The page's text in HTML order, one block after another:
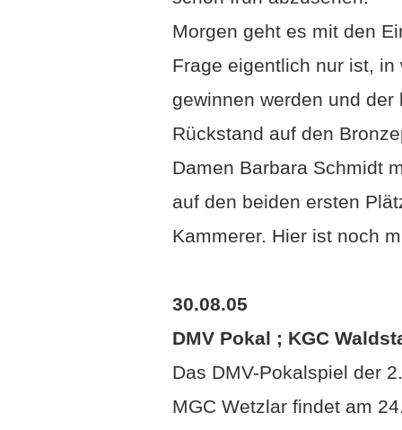
Morgen geht es mit den
Frage eigentlich nur ist,
gewinnen werden und
Rückstand auf den
Damen Barbara Schmidt
auf den beiden ersten
Kammerer. Hier ist noch
30.08.05
DMV Pokal ; KGC
Das DMV-Pokalspiel der
MGC Wetzlar findet am